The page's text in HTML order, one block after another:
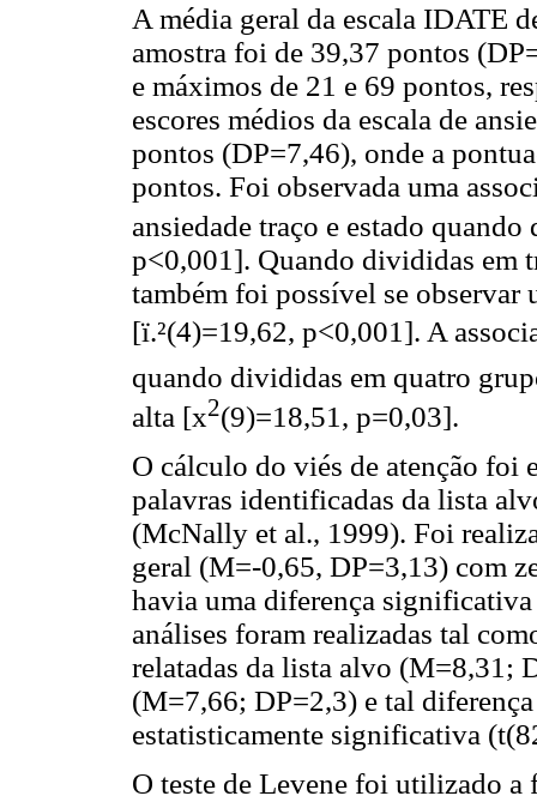
A média geral da escala IDATE
amostra foi de 39,37 pontos
e máximos de 21 e 69 pontos,
escores médios da escala de
pontos (DP=7,46), onde a
pontos. Foi observada uma
ansiedade traço e estado
p<0,001]. Quando divididas em
também foi possível se observar
[ï.²(4)=19,62, p<0,001]. A
quando divididas em quatro
alta [x2(9)=18,51, p=0,03].
O cálculo do viés de atenção foi
palavras identificadas da lista
(McNally et al., 1999). Foi
geral (M=-0,65, DP=3,13) com
havia uma diferença
análises foram realizadas tal
relatadas da lista alvo (M=8,31;
(M=7,66; DP=2,3) e tal
estatisticamente significativa
O teste de Levene foi utilizado a